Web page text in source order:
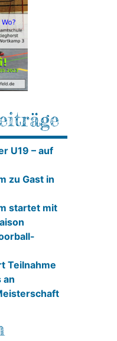
U19 – auf
zu Gast in
startet mit
Teilnahme
an